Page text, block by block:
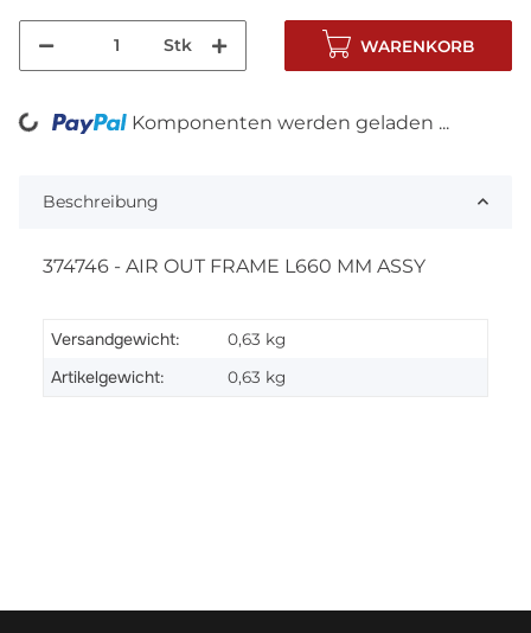
Stk WARENKORB
Loading... Komponenten werden geladen ...
Beschreibung
374746 - AIR OUT FRAME L660 MM ASSY
Versandgewicht: 0,63 kg
Artikelgewicht: 0,63 kg